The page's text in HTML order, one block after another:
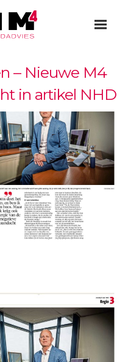
– Nieuwe M4
in artikel NHD